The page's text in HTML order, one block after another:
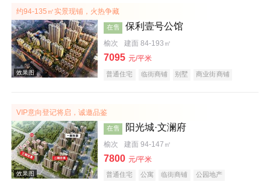
效果图
约94-135㎡实景现铺，火热争藏
在售 保利壹号公馆
榆次 建面 84-193㎡
7095 元/平米
普通住宅 临街商铺 别墅
商业街商铺
VIP意向登记将启，诚邀品鉴
在售 阳光城·文澜府
榆次 建面 94-147㎡
7800 元/平米
普通住宅 公寓 临街商铺
公园地产